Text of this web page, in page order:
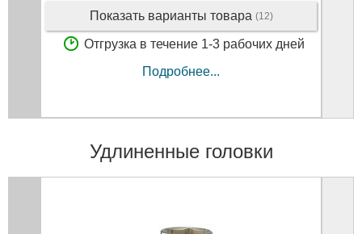
Показать варианты товара (12)
Отгрузка в течение 1-3 рабочих дней
Подробнее...
Удлиненные головки